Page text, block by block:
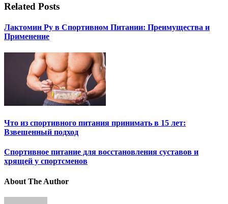
Related Posts
Лактомин Ру в Спортивном Питании: Преимущества и
Применение
Что из спортивного питания принимать в 15 лет:
Взвешенный подход
Спортивное питание для восстановления суставов и
хрящей у спортсменов
About The Author